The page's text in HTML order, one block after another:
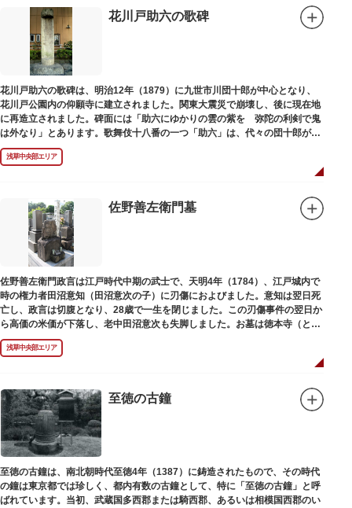
花川戸助六の歌碑
花川戸助六の歌碑は、明治12年（1879）に九世市川団十郎が中心となり、
花川戸公園内の仰願寺に建立されました。関東大震災で崩壊し、後に現在地
に再造立されました。碑面には「助六にゆかりの雲の紫を 弥陀の利剣で鬼
は外なり」とあります。歌舞伎十八番の一つ「助六」は、代々の団十郎が伝
えていますが、助六の実像は不明です。
浅草中央部エリア
佐野善左衛門墓
佐野善左衛門政言は江戸時代中期の武士で、天明4年（1784）、江戸城内で
時の権力者田沼意知（田沼意次の子）に刃傷におよびました。意知は翌日死
亡し、政言は切腹となり、28歳で一生を閉じました。この刃傷事件の翌日か
ら高価の米価が下落し、老中田沼意次も失脚しました。お墓は徳本寺（とく
ほんじ）境内にあります。
浅草中央部エリア
至徳の古鐘
至徳の古鐘は、南北朝時代至徳4年（1387）に鋳造されたもので、その時代
の鐘は東京都では珍しく、都内有数の古鐘として、特に「至徳の古鐘」と呼
ばれています。当初、武蔵国多西郡または騎西郡、あるいは相模国西郡のい